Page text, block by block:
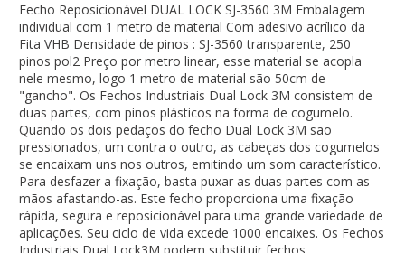
Fecho Reposicionável DUAL LOCK SJ-3560 3M Embalagem
individual com 1 metro de material Com adesivo acrílico da
Fita VHB Densidade de pinos : SJ-3560 transparente, 250
pinos pol2 Preço por metro linear, esse material se acopla
nele mesmo, logo 1 metro de material são 50cm de
"gancho". Os Fechos Industriais Dual Lock 3M consistem de
duas partes, com pinos plásticos na forma de cogumelo.
Quando os dois pedaços do fecho Dual Lock 3M são
pressionados, um contra o outro, as cabeças dos cogumelos
se encaixam uns nos outros, emitindo um som característico.
Para desfazer a fixação, basta puxar as duas partes com as
mãos afastando-as. Este fecho proporciona uma fixação
rápida, segura e reposicionável para uma grande variedade de
aplicações. Seu ciclo de vida excede 1000 encaixes. Os Fechos